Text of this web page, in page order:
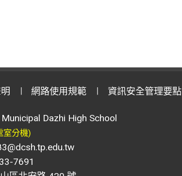
網路使用規範 資訊安全管理要點
Dazhi High School
室分機)
7691